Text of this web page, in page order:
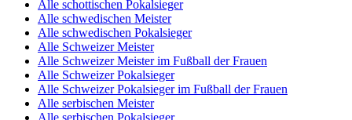
Alle schottischen Pokalsieger
Alle schwedischen Meister
Alle schwedischen Pokalsieger
Alle Schweizer Meister
Alle Schweizer Meister im Fußball der Frauen
Alle Schweizer Pokalsieger
Alle Schweizer Pokalsieger im Fußball der Frauen
Alle serbischen Meister
Alle serbischen Pokalsieger